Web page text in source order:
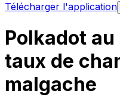
Télécharger l'application
Polkadot
taux de
malgache